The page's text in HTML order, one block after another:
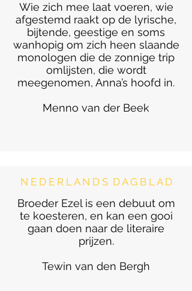
Wie zich mee laat voeren, wie
afgestemd raakt op de lyrische,
bijtende, geestige en soms
wanhopig om zich heen slaande
monologen die de zonnige trip
omlijsten, die wordt
meegenomen, Anna’s hoofd in.
Menno van der Beek
N E D E R L A N D S D A G B L A D
Broeder Ezel is een debuut om
te koesteren, en kan een gooi
gaan doen naar de literaire
prijzen.
Tewin van den Bergh